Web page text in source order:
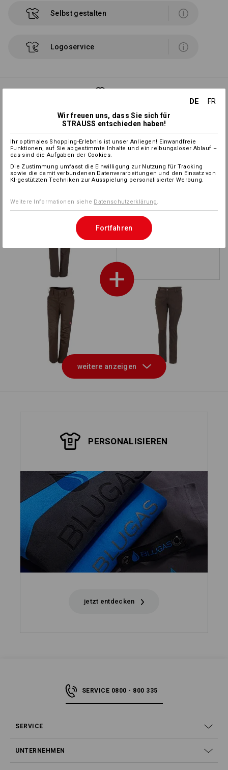
Selbst gestalten
Logoservice
Damen
+
Vorbinder e.s.fusion,
Damen
e.s. Berufshose pocket,
e.s. Berufshose base,
Damen
e.s. Berufshose Chino,
Damen
e.s. O1 Berufsschuhe
Asterope
Berufshosenrock
e.s.fusion
weitere anzeigen
PERSONALISIEREN
jetzt entdecken
SERVICE 0800 - 800 335
SERVICE
UNTERNEHMEN
DE
FR
Wir freuen uns, dass Sie sich für
STRAUSS entschieden haben!
Ihr optimales Shopping-Erlebnis ist unser Anliegen! Einwandfreie
Funktionen, auf Sie abgestimmte Inhalte und ein reibungsloser Ablauf –
das sind die Aufgaben der Cookies.
Die Zustimmung umfasst die Einwilligung zur Nutzung für Tracking
sowie die damit verbundenen Datenverarbeitungen und den Einsatz von
KI-gestützten Techniken zur Ausspielung personalisierter Werbung.
Weitere Informationen siehe Datenschutzerklärung.
Fortfahren